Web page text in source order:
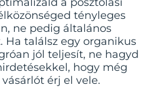
a posztolási
tényleges
ne pedig általános
Ha találsz egy organikus
jól teljesít, ne hagyd
hogy még
érj el vele.